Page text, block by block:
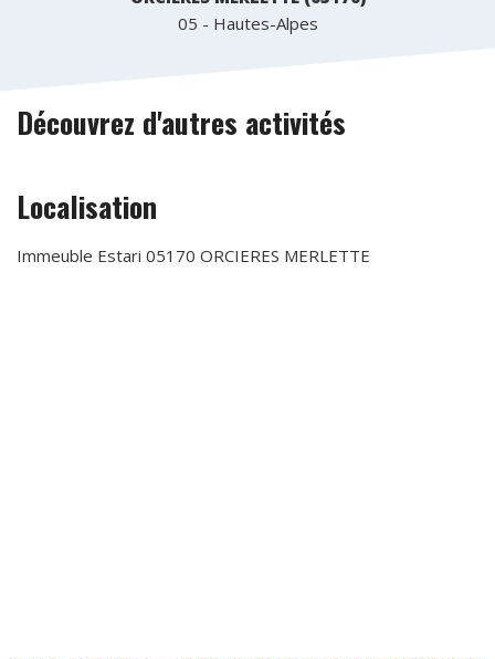
05 - Hautes-Alpes
Découvrez d'autres activités
Localisation
Immeuble Estari 05170 ORCIERES MERLETTE